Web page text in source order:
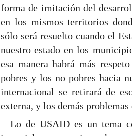
forma de imitación del
en los mismos territorios
sólo será resuelto cuando el
nuestro estado en los
esa manera habrá más
pobres y los no pobres hacia
internacional se retirará de
externa, y los demás
Lo de USAID es un tema